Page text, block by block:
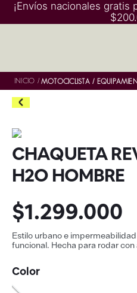
¡Envíos nacionales gratis
INICIO / MOTOCICLISTA
CHAQUETA
H2O HOMBRE
$1.299.000
Estilo urbano e
funcional. Hecha para rodar